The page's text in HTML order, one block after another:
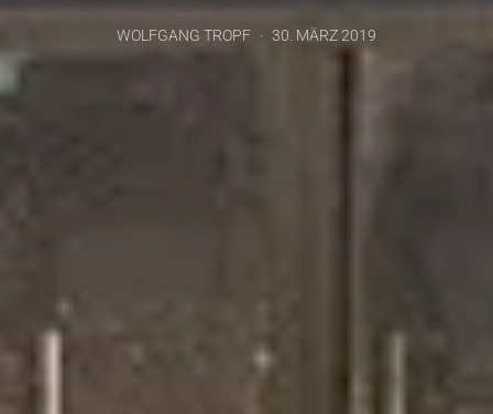
WOLFGANG TROPF 30. MÄRZ 2019